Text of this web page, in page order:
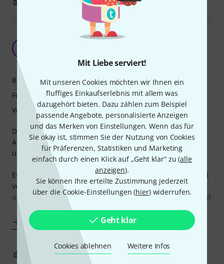
Mit Liebe serviert!
Mit unseren Cookies möchten wir Ihnen ein
fluffiges Einkaufserlebnis mit allem was
dazugehört bieten. Dazu zählen zum Beispiel
passende Angebote, personalisierte Anzeigen
und das Merken von Einstellungen. Wenn das für
Sie okay ist, stimmen Sie der Nutzung von Cookies
für Präferenzen, Statistiken und Marketing
einfach durch einen Klick auf „Geht klar“ zu (alle
anzeigen).
Sie können Ihre erteilte Zustimmung jederzeit
über die Cookie-Einstellungen (hier) widerrufen.
Geht klar
Cookies ablehnen Weitere Infos
Ein sehr gut verarbeitetes Keyboard mit toller
TURBOO 24.04.2023
Dieses MIDI-Keyboard ist perfekt für Einsteiger und
Anfänger geeignet und fällt durch seine gute Verarbeitung
und die elegante Haptik auf.
Es ist leicht zu bedienen und lässt sich problemlos per USB
verbinden. Der Tastaturanschlag fühlt sich sehr echt an
und man kann wirklich „in die Tasten hauen“. Das Keyboard
ist massiv und die Regler gut beleuchtet. Durch
Mehr anzeigen
Bedienung
Features
Verarbeitung
1 BEWERTUNG MELDEN